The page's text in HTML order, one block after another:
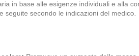
in base alle esigenze individuali e alla
seguite secondo le indicazioni del medico.